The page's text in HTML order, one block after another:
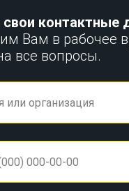
свои контактные
Вам в рабочее
все вопросы.